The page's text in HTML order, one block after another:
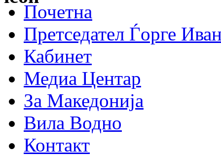
Почетна
Претседател Ѓорге
Кабинет
Медиа Центар
За Македонија
Вила Водно
Контакт